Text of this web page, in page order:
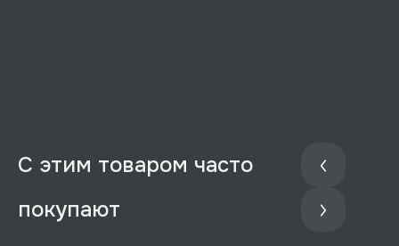
С этим товаром часто
покупают